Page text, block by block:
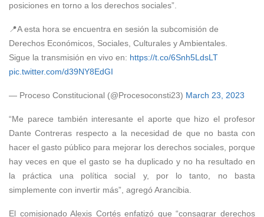
posiciones en torno a los derechos sociales”.
📍A esta hora se encuentra en sesión la subcomisión de
Derechos Económicos, Sociales, Culturales y Ambientales.
Sigue la transmisión en vivo en: https://t.co/6Snh5LdsLT
pic.twitter.com/d39NY8EdGI
— Proceso Constitucional (@Procesoconsti23) March 23, 2023
“Me parece también interesante el aporte que hizo el profesor
Dante Contreras respecto a la necesidad de que no basta con
hacer el gasto público para mejorar los derechos sociales, porque
hay veces en que el gasto se ha duplicado y no ha resultado en
la práctica una política social y, por lo tanto, no basta
simplemente con invertir más”, agregó Arancibia.
El comisionado Alexis Cortés enfatizó que “consagrar derechos